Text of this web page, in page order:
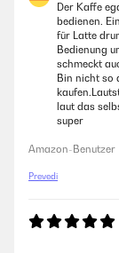
Der Kaffe
bedienen.
für Latte
Bedienung
schmeckt
Bin nicht so
laut das
super
Amazon-Benutzer
Prevedi